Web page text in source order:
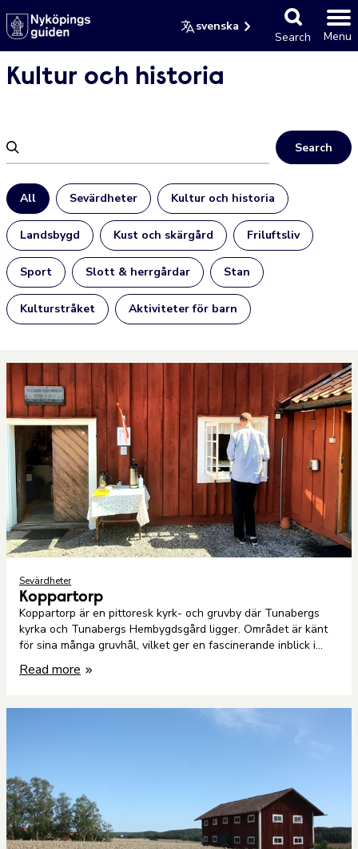
svenska
Search Menu
Kultur och historia
Search
All Sevärdheter Kultur och historia
Landsbygd Kust och skärgård Friluftsliv
Sport Slott & herrgårdar Stan
Kulturstråket Aktiviteter för barn
Sevärdheter
Koppartorp
Koppartorp är en pittoresk kyrk- och gruvby där Tunabergs
kyrka och Tunabergs Hembygdsgård ligger. Området är känt
för sina många gruvhål, vilket ger en fascinerande inblick i
regionens gruvhistoria.
Read more